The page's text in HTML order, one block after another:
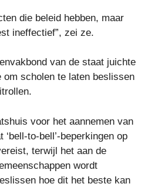
die beleid hebben, maar
ineffectief”, zei ze.
van de staat juichte
om scholen te laten beslissen
voor het aannemen van
to-bell’-beperkingen op
terwijl het aan de
wordt
hoe dit het beste kan